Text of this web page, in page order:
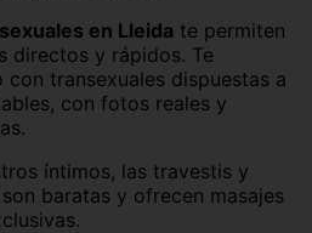
Murcia
Ourense
Pontevedra
en Lleida te permiten
directos y rápidos. Te
transexuales dispuestas a
con fotos reales y
íntimos, las travestis y
baratas y ofrecen masajes